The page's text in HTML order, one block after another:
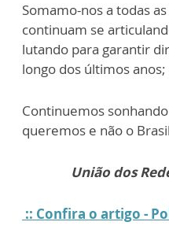
Somamo-nos a todas
continuam se
lutando para garantir
longo dos últimos anos;
Continuemos
queremos e não o
União dos
:: Confira o artigo -